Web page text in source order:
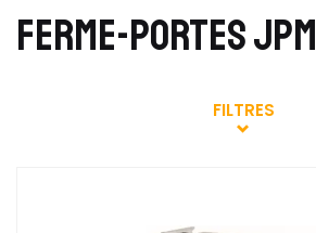
FERME-PORTES JPM
FILTRES